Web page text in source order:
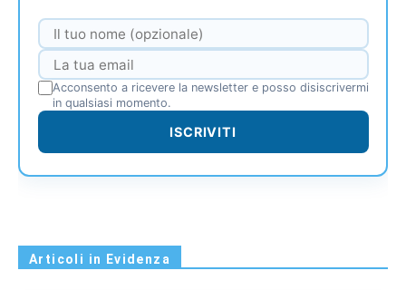
Acconsento a ricevere la newsletter e posso disiscrivermi
in qualsiasi momento.
ISCRIVITI
Articoli in Evidenza